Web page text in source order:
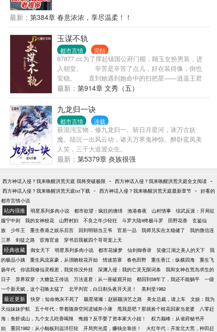
最新： 第384章 春意浓浓，享尽温柔！！
玉谋不轨
都市言情 完结
87877.cc为了撑起镇国公府门楣，顾玉女扮男装，进
入朝堂。 辛苦是辛苦了点儿，好在装得像，倒也
安稳。 直到她遇到她命中的扫把星——逍遥王君
泽，开启了无限倒霉之路。 有日，众人推开门，
看到纨绔不羁的逍遥王把光风霁月的顾世子压在床上
亲。 “世风日下！” 97987.cc “卑鄙无
耻！” “丧尽天良！” 逍遥王为证清白，指着青
天白日发誓：“本王就是喜欢一条狗，也不会喜欢顾玉
那个娘娘腔。” 后来，“顾玉，你身边还缺狗吗？舔
狗那种。89789.cc
最新： 第914章 文秀（五）
九龙归一诀
都市言情 连载
获混沌宝物，修九龙归一。斩日月星河，诛万古妖
魔。陆沉一出风云动，诸天万界鬼神惊。醉卧鸾凤美
人笑，三千大道渡众生。
最新： 第5379章 炎族很强
西方神话入侵？我来唤醒洪荒天庭 我将突破极限 - 西方神话入侵？我来唤醒洪荒天庭全文阅读 -
西方神话入侵？我来唤醒洪荒天庭txt下载 - 西方神话入侵？我来唤醒洪荒天庭最新章节 - 好看的
都市言情小说
站内强推 明星系列多肉小说 都市欲望：疯狂的缠绵 渔港春夜 山村情事
综武反派：开局征
服宁中则
我的女神校花 山野村妇 不良之年少轻狂 斗罗大陆4终极斗罗 田野花香
玄鉴仙
族
少年王 重生香港之娱乐后宫 回到明朝当王爷 官居一品 我师兄实在太稳健了
我的微信连
三界
剑徒之路 宦海官途 穿书后我被四个哥哥宠上天
经典收藏 御女天下 明星系列多肉小说 都市花缘梦 仙剑御香录 笑傲江湖之美人的天下
我
的极品小姨
重生风流富豪，从强吻校花开始 情迷苗寨 春色田野 重生香江：纵横四海
重生飞
扬年代
你说我修仙灵根差，我笑你没外挂 深渊入侵：我的亡灵无限词条
我和女神在荒岛求生的
日子
异界双穿：大糖盐王传说 万法道君：从一座破观开始 都回到58年了，我还不能躺平
一级
一个新天赋，这个召唤太猛了
北平判官，白日剃头夜开天灵！ 美利坚1982
最近更新 快穿：短命炮灰不死了 颖星璀璨：赵丽颖演艺之路 美女总裁，请上车
文娱：我为
天仙妹妹护航
五十年代：带着随身空间进城奔小康 甩我是吧？那就捡个校花回家当老婆
八零赶
海：鱼虾成山，九个女儿吃香喝辣
悔婚？反手娶了资本家大小姐！
权力巅峰：从省府秘书开
始
重回1982：从小舢板到远洋巨轮 开局穷光蛋，赚钱全靠挂！
火红年代：开发北大荒，种田赶